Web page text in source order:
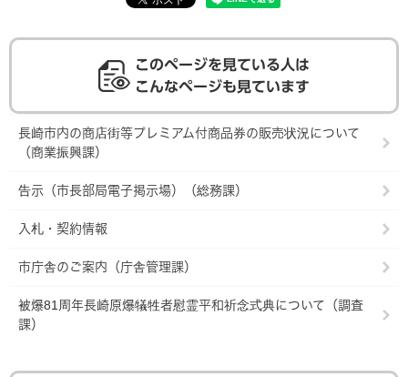
このページを見ている人は
こんなページも見ています
長崎市内の商店街等プレミアム付商品券の販売状況について
（商業振興課）
告示（市長部局電子掲示場）（総務課）
入札・契約情報
市庁舎のご案内（庁舎管理課）
被爆81周年長崎原爆犠牲者慰霊平和祈念式典について（調査
課）